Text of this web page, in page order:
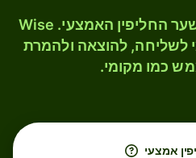
המירו KMF ל- ILS לפי שער החליפין האמצעי. Wise
להוצאה ולהמרת
כמו מקומי.
אמצעי